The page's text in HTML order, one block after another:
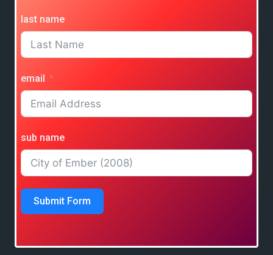
last name
email
sub name
Submit Form